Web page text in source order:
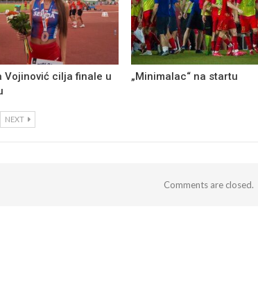
Vojinović cilja finale u
„Minimalac“ na startu
NEXT
Comments are closed.